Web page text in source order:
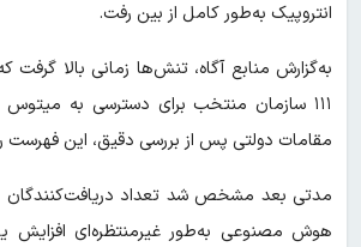
انتروپیک به‌طور کامل از بین رفت.
به‌گزارش منابع آگاه، تنش‌ها زمانی بالا گرفت
۱۱۱ سازمان منتخب برای دسترسی به میتوس
مقامات دولتی پس از بررسی دقیق، این فهرست
مدتی بعد مشخص شد تعداد